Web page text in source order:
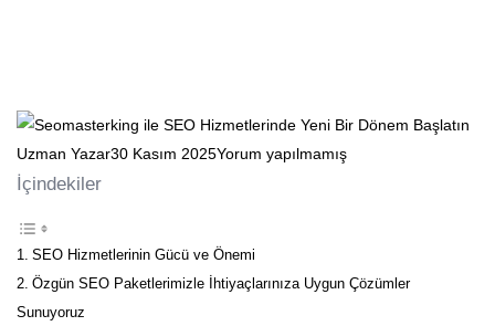
Uzman Yazar30 Kasım 2025Yorum yapılmamış
İçindekiler
SEO Hizmetlerinin Gücü ve Önemi
Özgün SEO Paketlerimizle İhtiyaçlarınıza Uygun Çözümler
Sunuyoruz